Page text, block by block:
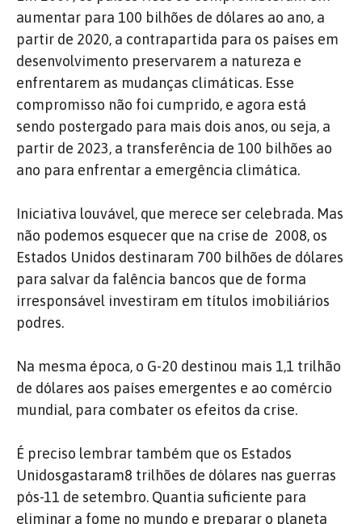
aumentar para 100 bilhões de dólares ao ano, a
partir de 2020, a contrapartida para os países em
desenvolvimento preservarem a natureza e
enfrentarem as mudanças climáticas. Esse
compromisso não foi cumprido, e agora está
sendo postergado para mais dois anos, ou seja, a
partir de 2023, a transferência de 100 bilhões ao
ano para enfrentar a emergência climática.
Iniciativa louvável, que merece ser celebrada. Mas
não podemos esquecer que na crise de 2008, os
Estados Unidos destinaram 700 bilhões de dólares
para salvar da falência bancos que de forma
irresponsável investiram em títulos imobiliários
podres.
Na mesma época, o G-20 destinou mais 1,1 trilhão
de dólares aos países emergentes e ao comércio
mundial, para combater os efeitos da crise.
É preciso lembrar também que os Estados
Unidosgastaram8 trilhões de dólares nas guerras
pós-11 de setembro. Quantia suficiente para
eliminar a fome no mundo e preparar o planeta